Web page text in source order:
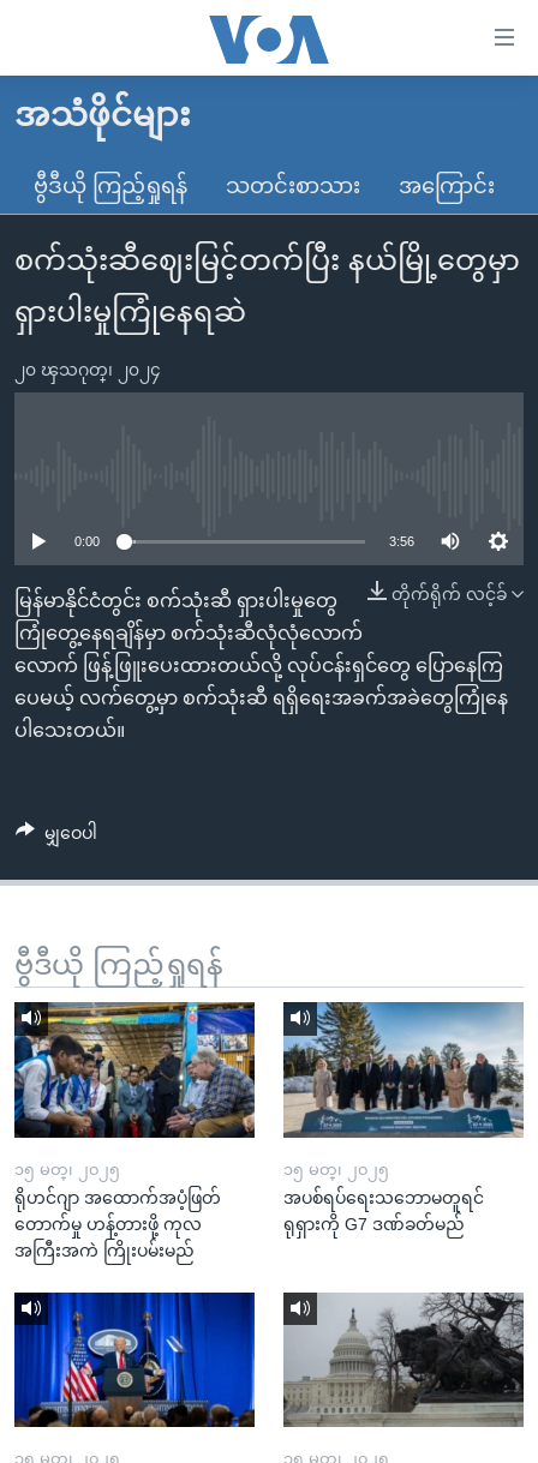
လွယ်ကူ
သည့်
များ
ပင်မ
သို့
စာမျက်နှာ
သို့
ကျော်
ကြည့်
ရန်
နေရာ
မူလစာမျက်နှာ
မြန်မာ
ကမ္ဘာ့သတင်းများ
နိုင်ငံတကာ
အမေရိကန်
အစ္စရေး-ပါလက်စတိုင်း
ဗွီဒီယို
သတင်းလွတ်လပ်ခွင့်
ရပ်ဝန်းတခု လမ်းတခု အလွန်
အင်္ဂလိပ်စာလေ့လာမယ်
ဗွီအိုအေ လူမှုကွန်ယက်များ
အသံဖိုင်များ
ဗွီဒီယို ကြည့်ရှုရန် သတင်းစာသား အကြောင်း
စက်သုံးဆီဈေးမြင့်တက်ပြီး နယ်မြို့တွေမှာ
ရှားပါးမှုကြုံနေရဆဲ
၂၀ ၾသဂုတ္၊ ၂၀၂၄
0:00 3:56
တိုက်ရိုက် လင့်ခ်
မြန်မာနိုင်ငံတွင်း စက်သုံးဆီ ရှားပါးမှုတွေ
ကြုံတွေ့နေရချိန်မှာ စက်သုံးဆီလုံလုံလောက်
လောက် ဖြန့်ဖြူးပေးထားတယ်လို့ လုပ်ငန်းရှင်တွေ ပြောနေကြ
ပေမယ့် လက်တွေ့မှာ စက်သုံးဆီ ရရှိရေးအခက်အခဲတွေကြုံနေ
ပါသေးတယ်။
မျှဝေပါ
ဗွီဒီယို ကြည့်ရှုရန်
၁၅ မတ္၊ ၂၀၂၅
ရိုဟင်ဂျာ အထောက်အပံ့ဖြတ်
တောက်မှု ဟန့်တားဖို့ ကုလ
အကြီးအကဲ ကြိုးပမ်းမည်
၁၅ မတ္၊ ၂၀၂၅
အပစ်ရပ်ရေးသဘောမတူရင်
ရုရှားကို G7 ဒဏ်ခတ်မည်
၁၅ မတ္၊ ၂၀၂၅ ၁၅ မတ္၊ ၂၀၂၅